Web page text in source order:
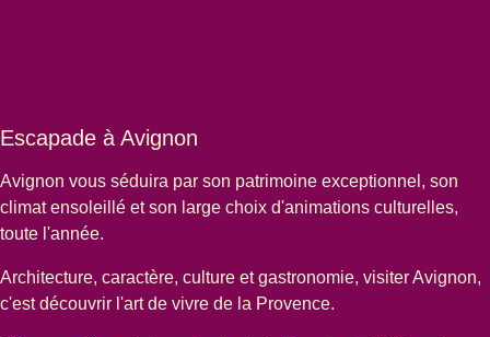
Escapade à Avignon
Avignon vous séduira par son patrimoine exceptionnel, son
climat ensoleillé et son large choix d'animations culturelles,
toute l'année.
Architecture, caractère, culture et gastronomie, visiter Avignon,
c'est découvrir l'art de vivre de la Provence.